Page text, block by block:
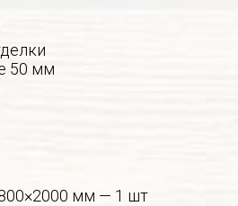
50 мм
мм — 1 шт